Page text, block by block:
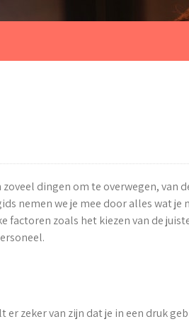
dingen om te overwegen, van
nemen we je mee door alles wat je
factoren zoals het kiezen van de
er zeker van zijn dat je in een druk